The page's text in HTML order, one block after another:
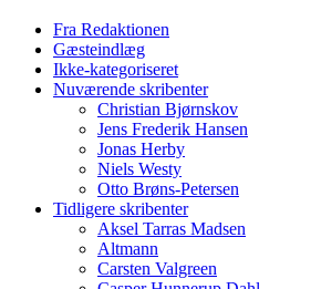
Fra Redaktionen
Gæsteindlæg
Ikke-kategoriseret
Nuværende skribenter
Christian Bjørnskov
Jens Frederik Hansen
Jonas Herby
Niels Westy
Otto Brøns-Petersen
Tidligere skribenter
Aksel Tarras Madsen
Altmann
Carsten Valgreen